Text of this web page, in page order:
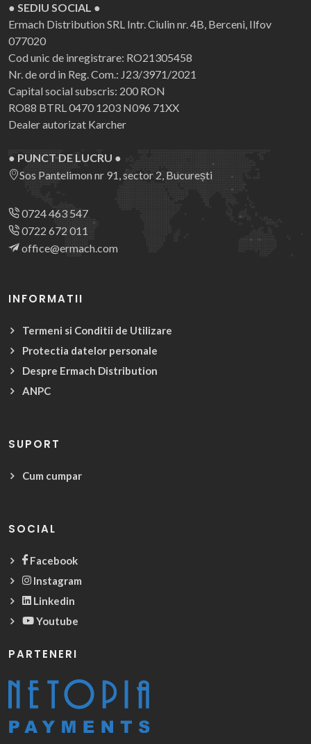
● SEDIU SOCIAL ●
Ermach Distribution SRL Intr. Ciulin nr. 4B, Berceni, Ilfov
077020
Cod unic de inregistrare: RO21305458
Nr. de ord in Reg. Com.: J23/3971/2021
Capital social subscris: 200 RON
RO88 BTRL 0470 1203 N096 71XX
Dealer autorizat Karcher
● PUNCT DE LUCRU ●
Sos Pantelimon nr 91, sector 2, București
0724 463 547
0722 672 011
office@ermach.com
INFORMATII
Termeni si Conditii de Utilizare
Protectia datelor personale
Despre Ermach Distribution
ANPC
SUPORT
Cum cumpar
SOCIAL
Facebook
Instagram
Linkedin
Youtube
PARTENERI